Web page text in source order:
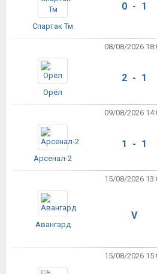
Спартак Тм
0 - 1
08/08/2026
Орёл
2 - 1
09/08/2026
Арсенал-2
1 - 1
15/08/2026
Авангард
V
15/08/2026